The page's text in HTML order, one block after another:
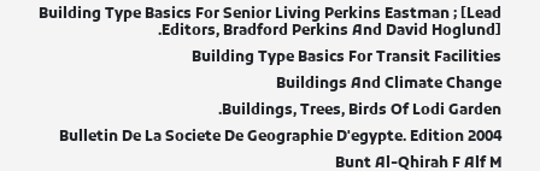
Building Type Basics For Senior Living Perkins Eastman ; [Lead
Editors, Bradford Perkins And David Hoglund].
Building Type Basics For Transit Facilities
Buildings And Climate Change
Buildings, Trees, Birds Of Lodi Garden.
Bulletin De La Societe De Geographie D'egypte. Edition 2004
Bunt Al-Qhirah F Alf M